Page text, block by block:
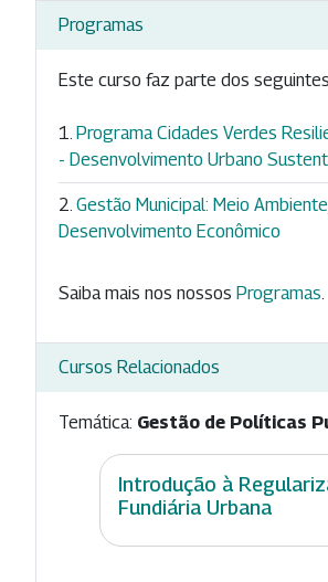
Programas
Este curso faz parte dos seguintes
Programa Cidades Verdes
- Desenvolvimento Urbano
Gestão Municipal: Meio
Desenvolvimento Econômico
Saiba mais nos nossos Programas
Cursos Relacionados
Temática: Gestão de Políticas
Introdução à
Fundiária Urbana